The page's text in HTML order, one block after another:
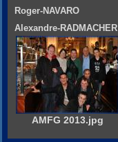
Roger-NAVARO
Alexandre-RADMACHER
AMFG 2013.jpg